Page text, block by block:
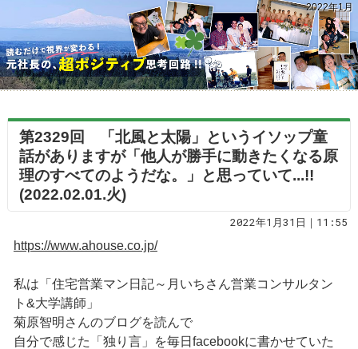
2022年1月
第2329回 「北風と太陽」というイソップ童
話がありますが「他人が勝手に動きたくなる原
理のすべてのようだな。」と思っていて...!!
(2022.02.01.火)
2022年1月31日｜11:55
https://www.ahouse.co.jp/
私は「住宅営業マン日記～月いちさん営業コンサルタン
ト&大学講師」
菊原智明さんのブログを読んで
自分で感じた「独り言」を毎日facebookに書かせていた